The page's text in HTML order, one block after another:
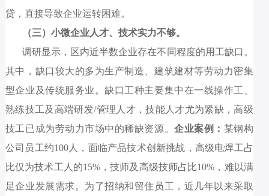
贷，直接导致企业运转困难。
（三）小微企业人才、技术实力不够。
调研显示，区内近半数企业存在不同程度的用工缺口。
其中，缺口较大的多为生产制造、建筑建材等劳动力密集
型企业及传统服务业。缺口工种主要集中在一线操作工、
熟练技工及高端研发/管理人才，技能人才尤为紧缺，高级
技工已成为劳动力市场中的稀缺资源。企业案例： 某钢构
公司 员工约100 人， 面临产品技术创新挑战，高级电焊工占
比仅为技术工人的15%，技师及高级技师占比10% ，难以满
足企业发展需求。 为了招纳和留住员工，近几年以来采取